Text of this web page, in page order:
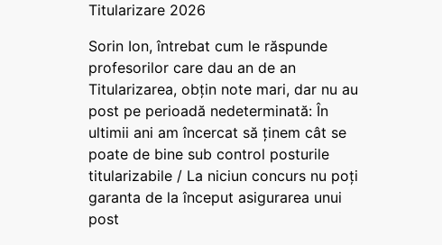
Titularizare 2026
Sorin Ion, întrebat cum le răspunde
profesorilor care dau an de an
Titularizarea, obțin note mari, dar nu au
post pe perioadă nedeterminată: În
ultimii ani am încercat să ținem cât se
poate de bine sub control posturile
titularizabile / La niciun concurs nu poți
garanta de la început asigurarea unui
post